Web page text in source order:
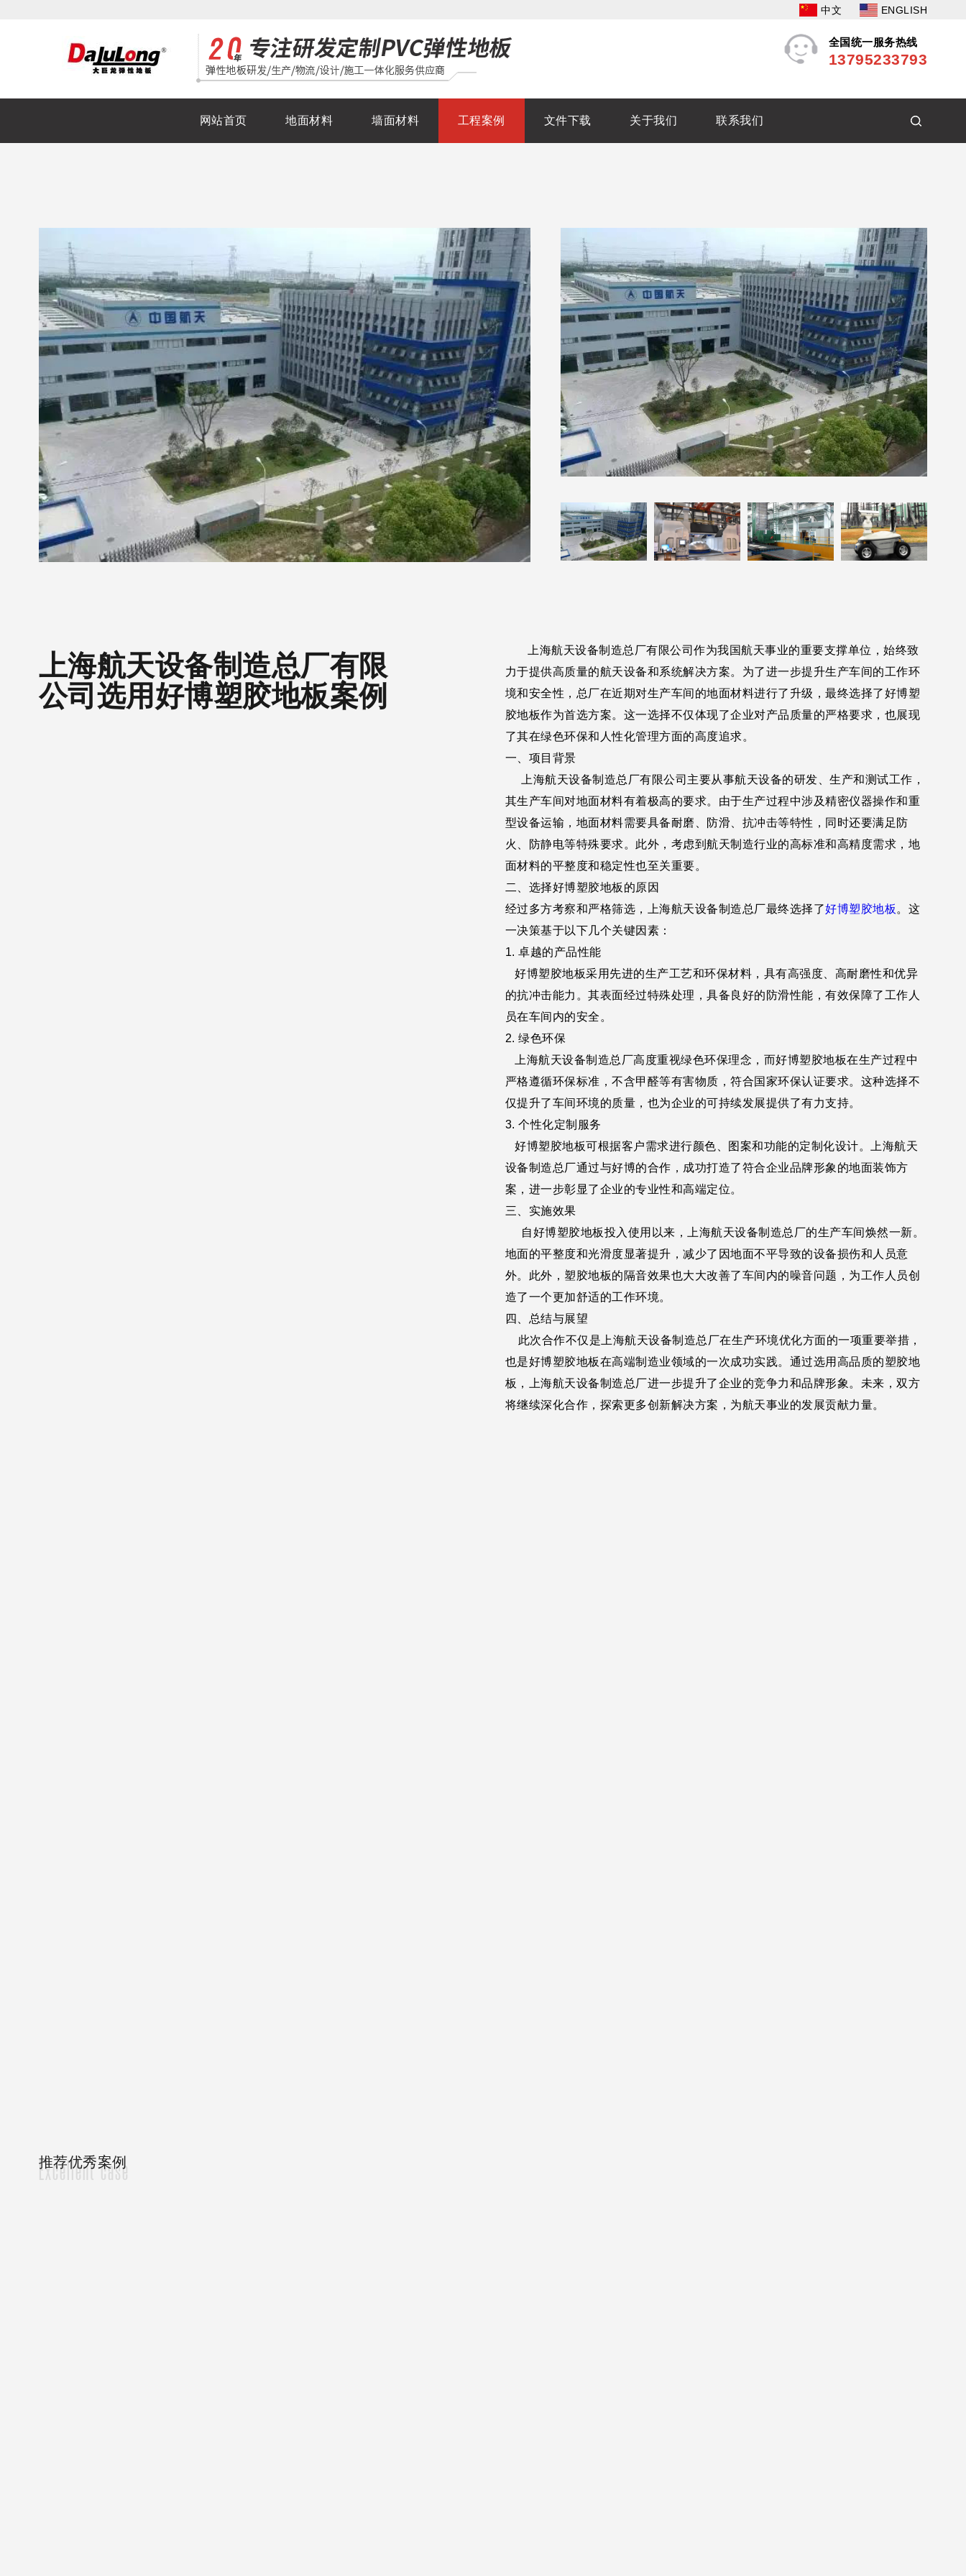
中文 ENGLISH
全国统一服务热线
13795233793
网站首页 地面材料 墙面材料 工程案例 文件下载 关于我们 联系我们
上海航天设备制造总厂有限
公司选用好博塑胶地板案例
上海航天设备制造总厂有限公司作为我国航天事业的重要支撑单位，始终致
力于提供高质量的航天设备和系统解决方案。为了进一步提升生产车间的工作环
境和安全性，总厂在近期对生产车间的地面材料进行了升级，最终选择了好博塑
胶地板作为首选方案。这一选择不仅体现了企业对产品质量的严格要求，也展现
了其在绿色环保和人性化管理方面的高度追求。
一、项目背景
上海航天设备制造总厂有限公司主要从事航天设备的研发、生产和测试工作，
其生产车间对地面材料有着极高的要求。由于生产过程中涉及精密仪器操作和重
型设备运输，地面材料需要具备耐磨、防滑、抗冲击等特性，同时还要满足防
火、防静电等特殊要求。此外，考虑到航天制造行业的高标准和高精度需求，地
面材料的平整度和稳定性也至关重要。
二、选择好博塑胶地板的原因
经过多方考察和严格筛选，上海航天设备制造总厂最终选择了好博塑胶地板 。这
一决策基于以下几个关键因素：
1. 卓越的产品性能
好博塑胶地板采用先进的生产工艺和环保材料，具有高强度、高耐磨性和优异
的抗冲击能力。其表面经过特殊处理，具备良好的防滑性能，有效保障了工作人
员在车间内的安全。
2. 绿色环保
上海航天设备制造总厂高度重视绿色环保理念，而好博塑胶地板在生产过程中
严格遵循环保标准，不含甲醛等有害物质，符合国家环保认证要求。这种选择不
仅提升了车间环境的质量，也为企业的可持续发展提供了有力支持。
3. 个性化定制服务
好博塑胶地板可根据客户需求进行颜色、图案和功能的定制化设计。上海航天
设备制造总厂通过与好博的合作，成功打造了符合企业品牌形象的地面装饰方
案，进一步彰显了企业的专业性和高端定位。
三、实施效果
自好博塑胶地板投入使用以来，上海航天设备制造总厂的生产车间焕然一新。
地面的平整度和光滑度显著提升，减少了因地面不平导致的设备损伤和人员意
外。此外，塑胶地板的隔音效果也大大改善了车间内的噪音问题，为工作人员创
造了一个更加舒适的工作环境。
四、总结与展望
此次合作不仅是上海航天设备制造总厂在生产环境优化方面的一项重要举措，
也是好博塑胶地板在高端制造业领域的一次成功实践。通过选用高品质的塑胶地
板，上海航天设备制造总厂进一步提升了企业的竞争力和品牌形象。未来，双方
将继续深化合作，探索更多创新解决方案，为航天事业的发展贡献力量。
Excellent case
推荐优秀案例